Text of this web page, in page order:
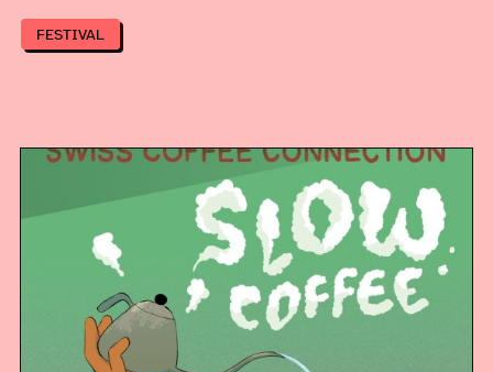
FESTIVAL